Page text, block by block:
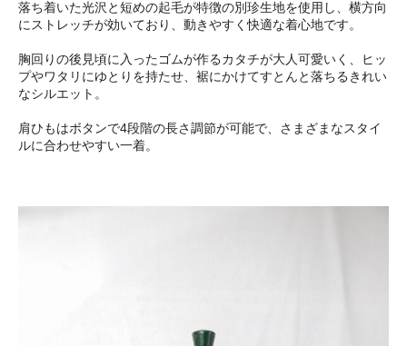
落ち着いた光沢と短めの起毛が特徴の別珍生地を使用し、横方向
にストレッチが効いており、動きやすく快適な着心地です。
胸回りの後見頃に入ったゴムが作るカタチが大人可愛いく、ヒッ
プやワタリにゆとりを持たせ、裾にかけてすとんと落ちるきれい
なシルエット。
肩ひもはボタンで4段階の長さ調節が可能で、さまざまなスタイ
ルに合わせやすい一着。